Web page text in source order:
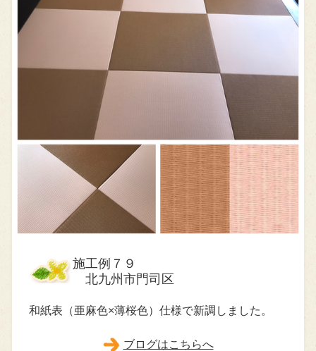
施工例７９
北九州市門司区
和紙表（亜麻色×薄桜色）仕様で新調しました。
ブログはこちらへ